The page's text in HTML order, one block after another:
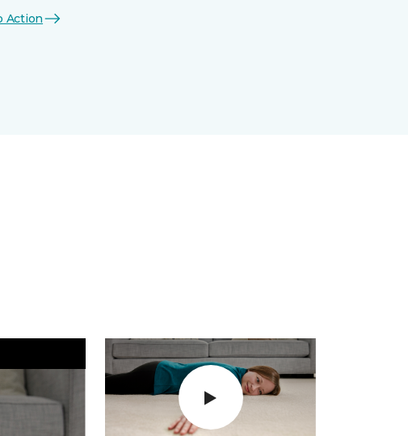
Action